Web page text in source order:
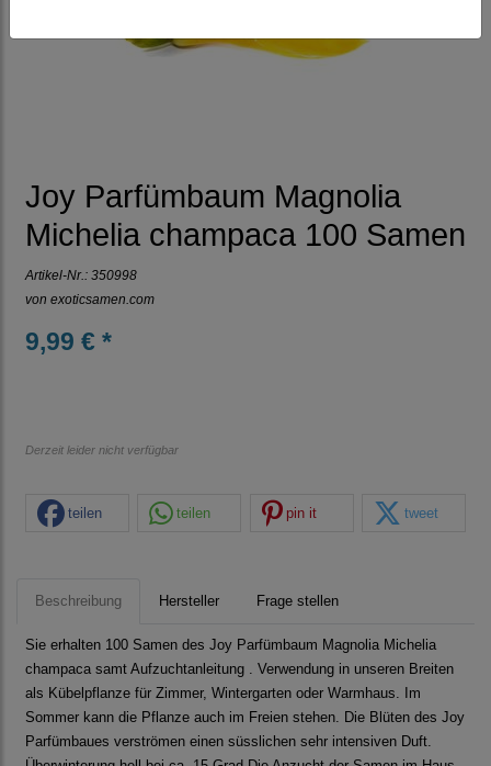
Joy Parfümbaum Magnolia
Michelia champaca 100 Samen
Artikel-Nr.: 350998
von exoticsamen.com
9,99 € *
Derzeit leider nicht verfügbar
teilen teilen pin it tweet
Beschreibung Hersteller Frage stellen
Sie erhalten 100 Samen des Joy Parfümbaum Magnolia Michelia
champaca samt Aufzuchtanleitung . Verwendung in unseren Breiten
als Kübelpflanze für Zimmer, Wintergarten oder Warmhaus. Im
Sommer kann die Pflanze auch im Freien stehen. Die Blüten des Joy
Parfümbaues verströmen einen süsslichen sehr intensiven Duft.